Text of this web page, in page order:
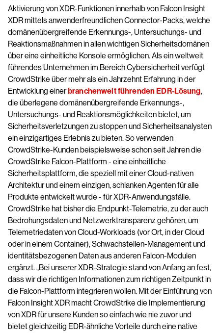
Aktivierung von XDR-Funktionen innerhalb von Falcon Insight
XDR mittels anwenderfreundlichen Connector-Packs, welche
domänenübergreifende Erkennungs-, Untersuchungs- und
Reaktionsmaßnahmen in allen wichtigen Sicherheitsdomänen
über eine einheitliche Konsole ermöglichen. Als ein weltweit
führendes Unternehmen im Bereich Cybersicherheit verfügt
CrowdStrike über mehr als ein Jahrzehnt Erfahrung in der
Entwicklung einerbranchenweit führenden EDR-Lösung,
die überlegene domänenübergreifende Erkennungs-,
Untersuchungs- und Reaktionsmöglichkeiten bietet, um
Sicherheitsverletzungen zu stoppen und Sicherheitsanalysten
ein einzigartiges Erlebnis zu bieten. So verwenden
CrowdStrike-Kunden beispielsweise schon seit Jahren die
CrowdStrike Falcon-Plattform - eine einheitliche
Sicherheitsplattform, die speziell mit einer Cloud-nativen
Architektur und einem einzigen, schlanken Agenten für alle
Produkte entwickelt wurde - für XDR-Anwendungsfälle.
CrowdStrike hat bisher die Endpunkt-Telemetrie, zu der auch
Bedrohungsdaten und Netzwerktransparenz gehören, um
Telemetriedaten von Cloud-Workloads (vor Ort, in der Cloud
oder in einem Container), Schwachstellen-Management und
identitätsbezogenen Daten aus anderen Falcon-Modulen
ergänzt. „Bei unserer XDR-Strategie stand von Anfang an fest,
dass wir die richtigen Informationen zum richtigen Zeitpunkt in
die Falcon-Plattform integrieren wollen. Mit der Einführung von
Falcon Insight XDR macht CrowdStrike die Implementierung
von XDR für unsere Kunden so einfach wie nie zuvor und
bietet gleichzeitig EDR-ähnliche Vorteile durch eine native